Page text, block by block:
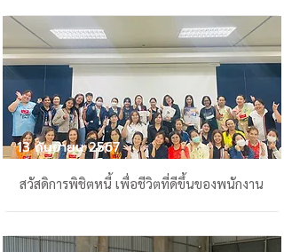
13 กันยายน 2567
สวัสดิการพิชิตหนี้ เพื่อชีวิตที่ดีขึ้นของพนักงาน